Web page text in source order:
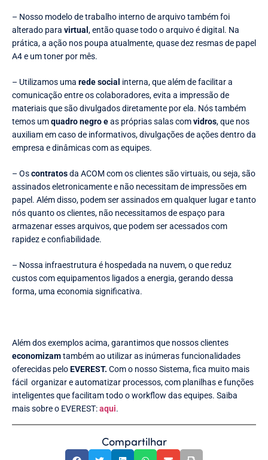
– Nosso modelo de trabalho interno de arquivo também foi
alterado para virtual , então quase todo o arquivo é digital. Na
prática, a ação nos poupa atualmente, quase dez resmas de papel
A4 e um toner por mês.
– Utilizamos uma rede social interna, que além de facilitar a
comunicação entre os colaboradores, evita a impressão de
materiais que são divulgados diretamente por ela. Nós também
temos umquadro negro eas próprias salas comvidros, que nos
auxiliam em caso de informativos, divulgações de ações dentro da
empresa e dinâmicas com as equipes.
– Oscontratosda ACOM com os clientes são virtuais, ou seja, são
assinados eletronicamente e não necessitam de impressões em
papel. Além disso, podem ser assinados em qualquer lugar e tanto
nós quanto os clientes, não necessitamos de espaço para
armazenar esses arquivos, que podem ser acessados com
rapidez e confiabilidade.
– Nossa infraestrutura é hospedada na nuvem, o que reduz
custos com equipamentos ligados a energia, gerando dessa
forma, uma economia significativa.
Além dos exemplos acima, garantimos que nossos clientes
economizamtambém ao utilizar as inúmeras funcionalidades
oferecidas peloEVEREST. Com o nosso Sistema, fica muito mais
fácil organizar e automatizar processos, com planilhas e funções
inteligentes que facilitam todo o workflow das equipes. Saiba
mais sobre o EVEREST:aqui.
Compartilhar